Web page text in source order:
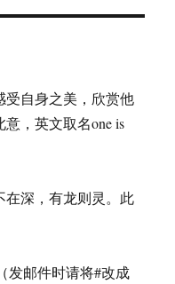
自身之美，欣赏他
，英文取名one is
深，有龙则灵。此
邮件时请将#改成